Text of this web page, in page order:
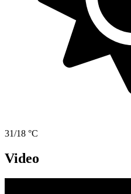
31/18 °C
Video